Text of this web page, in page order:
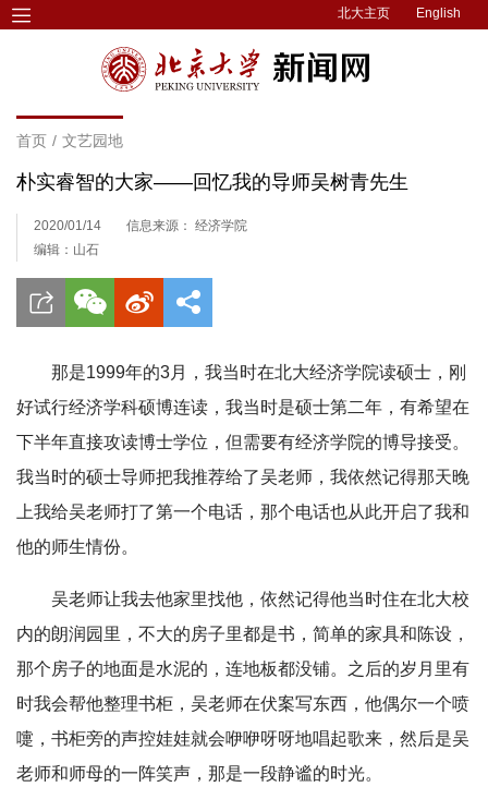
北大主页 English
首页 / 文艺园地
朴实睿智的大家——回忆我的导师吴树青先生
2020/01/14
信息来源： 经济学院
编辑：山石
那是1999年的3月，我当时在北大经济学院读硕士，刚
好试行经济学科硕博连读，我当时是硕士第二年，有希望在
下半年直接攻读博士学位，但需要有经济学院的博导接受。
我当时的硕士导师把我推荐给了吴老师，我依然记得那天晚
上我给吴老师打了第一个电话，那个电话也从此开启了我和
他的师生情份。
吴老师让我去他家里找他，依然记得他当时住在北大校
内的朗润园里，不大的房子里都是书，简单的家具和陈设，
那个房子的地面是水泥的，连地板都没铺。之后的岁月里有
时我会帮他整理书柜，吴老师在伏案写东西，他偶尔一个喷
嚏，书柜旁的声控娃娃就会咿咿呀呀地唱起歌来，然后是吴
老师和师母的一阵笑声，那是一段静谧的时光。